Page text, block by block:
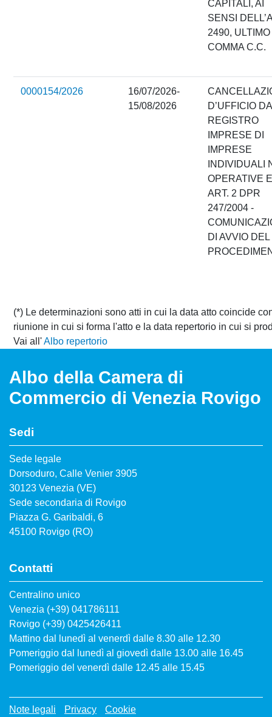
CAPITALI, AI
SENSI
2490, ULTIMO
COMMA C.C.
0000154/2026
16/07/2026-
15/08/2026
D’UFFICIO
REGISTRO
IMPRESE DI
IMPRESE
INDIVIDUALI
OPERATIVE
ART. 2 DPR
247/2004 -
DI AVVIO DEL
(*) Le determinazioni sono atti in cui la data atto coincide
riunione in cui si forma l'atto e la data repertorio in cui si
Vai all'Albo repertorio
Albo della Camera di
Commercio di Venezia Rovigo
Sedi
Sede legale
Dorsoduro, Calle Venier 3905
30123 Venezia (VE)
Sede secondaria di Rovigo
Piazza G. Garibaldi, 6
45100 Rovigo (RO)
Contatti
Centralino unico
Venezia (+39) 041786111
Rovigo (+39) 0425426411
Mattino dal lunedì al venerdì dalle 8.30 alle 12.30
Pomeriggio dal lunedì al giovedì dalle 13.00 alle 16.45
Pomeriggio del venerdì dalle 12.45 alle 15.45
Menù privacy
Note legali Privacy Cookie